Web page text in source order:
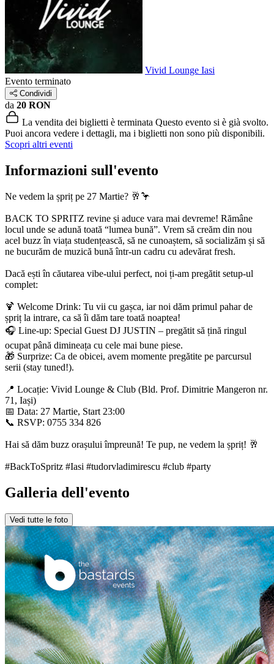
Vivid Lounge Iasi
Evento terminato
Condividi
da 20 RON
La vendita dei biglietti è terminata Questo evento si è già svolto.
Puoi ancora vedere i dettagli, ma i biglietti non sono più disponibili.
Scopri altri eventi
Informazioni sull'evento
Ne vedem la șpriț pe 27 Martie? 🥂🦩
BACK TO SPRITZ revine și aduce vara mai devreme! Rămâne
locul unde se adună toată “lumea bună”. Vrem să creăm din nou
acel buzz în viața studențească, să ne cunoaștem, să socializăm și să
ne bucurăm de muzică bună într-un cadru cu adevărat fresh.
Dacă ești în căutarea vibe-ului perfect, noi ți-am pregătit setup-ul
complet:
🍹 Welcome Drink: Tu vii cu gașca, iar noi dăm primul pahar de
șpriț la intrare, ca să îi dăm tare toată noaptea!
🎧 Line-up: Special Guest DJ JUSTIN – pregătit să țină ringul
ocupat până dimineața cu cele mai bune piese.
🎁 Surprize: Ca de obicei, avem momente pregătite pe parcursul
serii (stay tuned!).
📍 Locație: Vivid Lounge & Club (Bld. Prof. Dimitrie Mangeron nr.
71, Iași)
📅 Data: 27 Martie, Start 23:00
📞 RSVP: 0755 334 826
Hai să dăm buzz orașului împreună! Te pup, ne vedem la șpriț! 🥂
#BackToSpritz #Iasi #tudorvladimirescu #club #party
Galleria dell'evento
Vedi tutte le foto